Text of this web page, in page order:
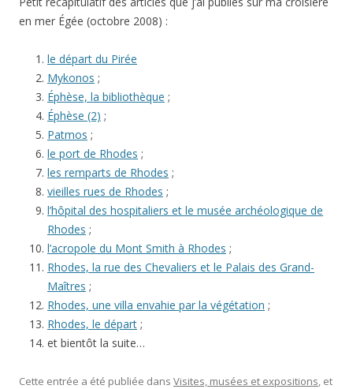
en mer Égée (octobre 2008) :
le départ du Pirée
Mykonos ;
Éphèse, la bibliothèque ;
Éphèse (2) ;
Patmos ;
le port de Rhodes ;
les remparts de Rhodes ;
vieilles rues de Rhodes ;
l’hôpital des hospitaliers et le musée archéologique de
Rhodes ;
l’acropole du Mont Smith à Rhodes ;
Rhodes, la rue des Chevaliers et le Palais des Grand-
Maîtres ;
Rhodes, une villa envahie par la végétation ;
Rhodes, le départ ;
et bientôt la suite…
Cette entrée a été publiée dans Visites, musées et expositions, et